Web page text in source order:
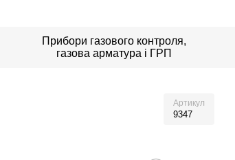
Прибори газового контроля,
газова арматура і ГРП
Артикул
9347